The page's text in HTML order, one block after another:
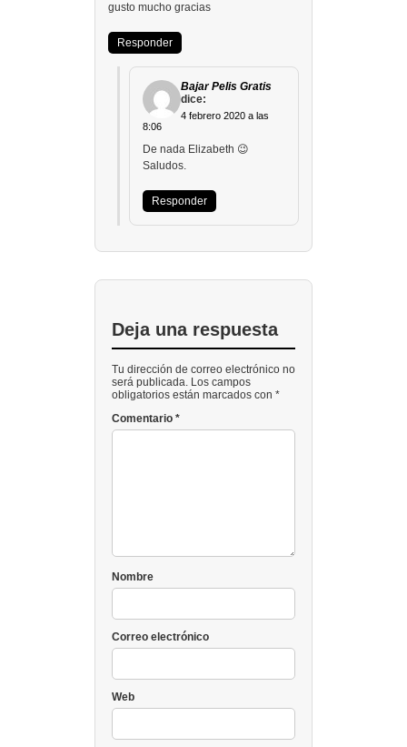
gusto mucho gracias
Responder
Bajar Pelis Gratis
dice:
4 febrero 2020 a las
8:06
De nada Elizabeth 😉
Saludos.
Responder
Deja una respuesta
Tu dirección de correo electrónico no
será publicada. Los campos
obligatorios están marcados con *
Comentario *
Nombre
Correo electrónico
Web